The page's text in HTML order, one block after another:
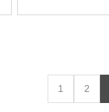
1 2